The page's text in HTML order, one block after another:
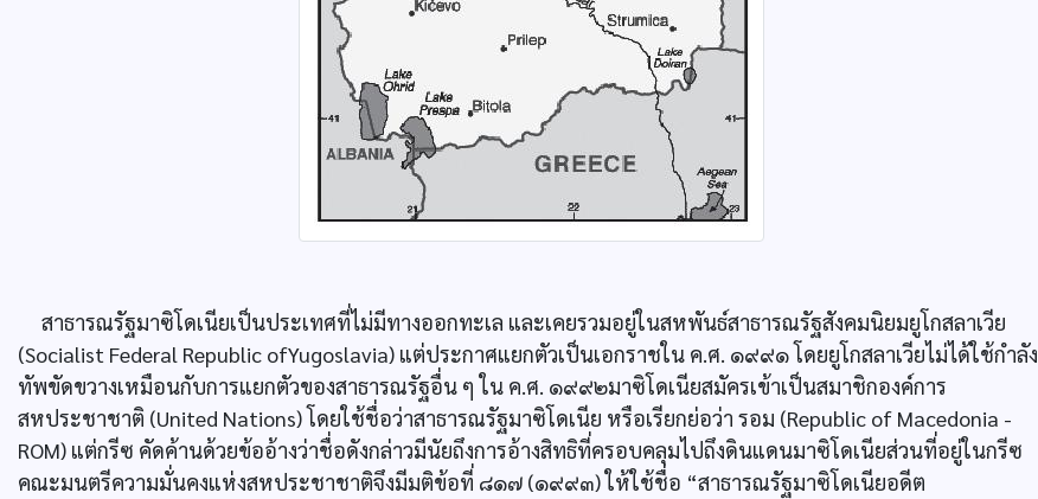
สาธารณรัฐมาซิโดเนียเป็นประเทศที่ไม่มีทางออกทะเล และเคยรวมอยู่ในสหพันธ์สาธารณรัฐสังคมนิยมยูโกสลาเวีย
(Socialist Federal Republic ofYugoslavia) แต่ประกาศแยกตัวเป็นเอกราชใน ค.ศ. ๑๙๙๑ โดยยูโกสลาเวียไม่ได้ใช้กำลัง
ทัพขัดขวางเหมือนกับการแยกตัวของสาธารณรัฐอื่น ๆ ใน ค.ศ. ๑๙๙๒มาซิโดเนียสมัครเข้าเป็นสมาชิกองค์การ
สหประชาชาติ (United Nations) โดยใช้ชื่อว่าสาธารณรัฐมาซิโดเนีย หรือเรียกย่อว่า รอม (Republic of Macedonia -
ROM) แต่กรีซ คัดค้านด้วยข้ออ้างว่าชื่อดังกล่าวมีนัยถึงการอ้างสิทธิที่ครอบคลุมไปถึงดินแดนมาซิโดเนียส่วนที่อยู่ในกรีซ
คณะมนตรีความมั่นคงแห่งสหประชาชาติจึงมีมติข้อที่ ๘๑๗ (๑๙๙๓) ให้ใช้ชื่อ “สาธารณรัฐมาซิโดเนียอดีต